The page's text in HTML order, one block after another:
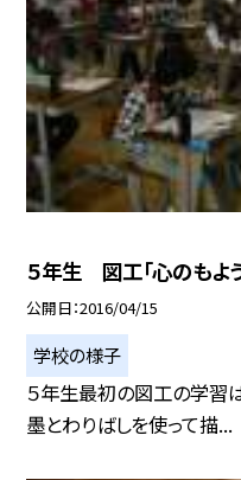
５年生 図工「心のもよう
公開日 2016/04/15
学校の様子
５年生最初の図工の学習は
墨とわりばしを使って描...